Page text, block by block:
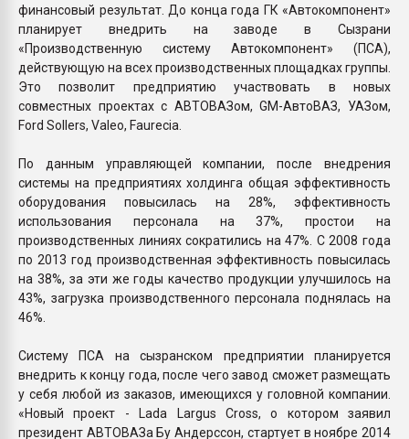
финансовый результат. До конца года ГК «Автокомпонент»
планирует внедрить на заводе в Сызрани
«Производственную систему Автокомпонент» (ПСА),
действующую на всех производственных площадках группы.
Это позволит предприятию участвовать в новых
совместных проектах с АВТОВАЗом, GM-АвтоВАЗ, УАЗом,
Ford Sollers, Valeo, Faurecia.
По данным управляющей компании, после внедрения
системы на предприятиях холдинга общая эффективность
оборудования повысилась на 28%, эффективность
использования персонала на 37%, простои на
производственных линиях сократились на 47%. С 2008 года
по 2013 год производственная эффективность повысилась
на 38%, за эти же годы качество продукции улучшилось на
43%, загрузка производственного персонала поднялась на
46%.
Систему ПСА на сызранском предприятии планируется
внедрить к концу года, после чего завод сможет размещать
у себя любой из заказов, имеющихся у головной компании.
«Новый проект - Lada Largus Cross, о котором заявил
президент АВТОВАЗа Бу Андерссон, стартует в ноябре 2014